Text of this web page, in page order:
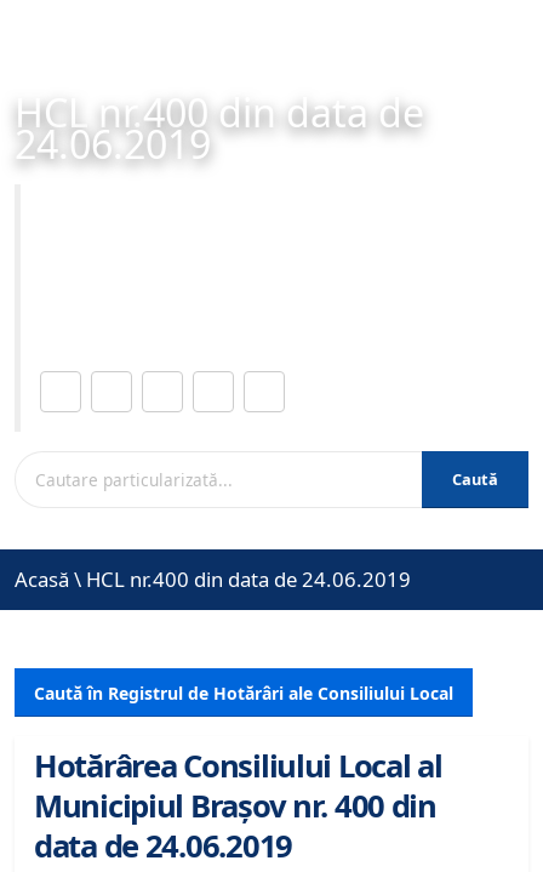
HCL nr.400 din data de
24.06.2019
Caută
Acasă \ HCL nr.400 din data de 24.06.2019
Caută în Registrul de Hotărâri ale Consiliului Local
Hotărârea Consiliului Local al
Municipiul Brașov nr. 400 din
data de 24.06.2019